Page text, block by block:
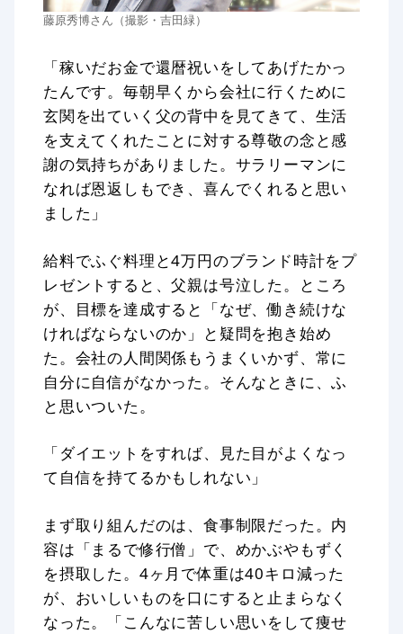
藤原秀博さん（撮影・吉田緑）
「稼いだお金で還暦祝いをしてあげたかっ
たんです。毎朝早くから会社に行くために
玄関を出ていく父の背中を見てきて、生活
を支えてくれたことに対する尊敬の念と感
謝の気持ちがありました。サラリーマンに
なれば恩返しもでき、喜んでくれると思い
ました」
給料でふぐ料理と4万円のブランド時計をプ
レゼントすると、父親は号泣した。ところ
が、目標を達成すると「なぜ、働き続けな
ければならないのか」と疑問を抱き始め
た。会社の人間関係もうまくいかず、常に
自分に自信がなかった。そんなときに、ふ
と思いついた。
「ダイエットをすれば、見た目がよくなっ
て自信を持てるかもしれない」
まず取り組んだのは、食事制限だった。内
容は「まるで修行僧」で、めかぶやもずく
を摂取した。4ヶ月で体重は40キロ減った
が、おいしいものを口にすると止まらなく
なった。「こんなに苦しい思いをして痩せ